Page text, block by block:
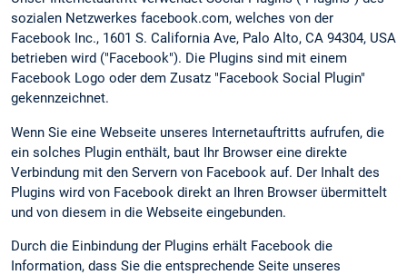
sozialen Netzwerkes facebook.com, welches von der
Facebook Inc., 1601 S. California Ave, Palo Alto, CA 94304, USA
betrieben wird ("Facebook"). Die Plugins sind mit einem
Facebook Logo oder dem Zusatz "Facebook Social Plugin"
gekennzeichnet.
Wenn Sie eine Webseite unseres Internetauftritts aufrufen, die
ein solches Plugin enthält, baut Ihr Browser eine direkte
Verbindung mit den Servern von Facebook auf. Der Inhalt des
Plugins wird von Facebook direkt an Ihren Browser übermittelt
und von diesem in die Webseite eingebunden.
Durch die Einbindung der Plugins erhält Facebook die
Information, dass Sie die entsprechende Seite unseres